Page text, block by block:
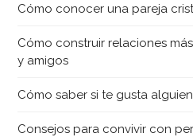
Cómo conocer una pareja
Cómo construir relaciones
y amigos
Cómo saber si te gusta
Consejos para convivir con